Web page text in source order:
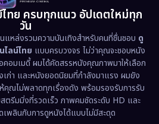
(13)
(5)
ดี (93)
(1,486)
(17)
1978
1974
1962
ทย ครบทุกแนว อัปเดตใหม่ทุก
วัน
แหล่งรวมความบันเทิงสำหรับคนที่ชื่นชอบ ดู
ไลน์ไทย แบบครบวงจร ไม่ว่าคุณจะชอบหนัง
อมเมดี้ ผมได้คัดสรรหนังคุณภาพมาให้เลือก
เก่า และหนังยอดนิยมที่กำลังมาแรง ผมยัง
คุณไม่พลาดทุกเรื่องดัง พร้อมรองรับการรับ
รีมมิ่งที่รวดเร็ว ภาพคมชัดระดับ HD และ
พลินกับการดูหนังได้แบบไม่มีสะดุด